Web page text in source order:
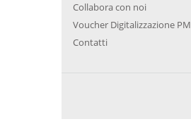
Collabora con noi
Voucher Digitalizzazione
Contatti